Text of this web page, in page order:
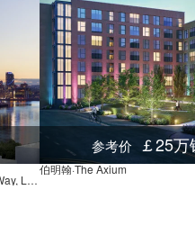
Riverscape Sales Gallery, 2 Starboard Way, London E16 2JX
参考价 ￡25
伯明翰·The Axium